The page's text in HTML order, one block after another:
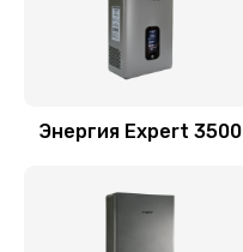
Энергия Expert 3500